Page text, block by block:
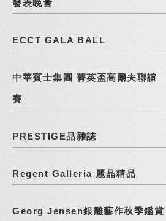
發表晚會
ECCT GALA BALL
中華賓士集團 菁英盃高爾夫聯誼
賽
PRESTIGE品雜誌
Regent Galleria 麗晶精品
Georg Jensen銀雕藝作秋季鑑賞